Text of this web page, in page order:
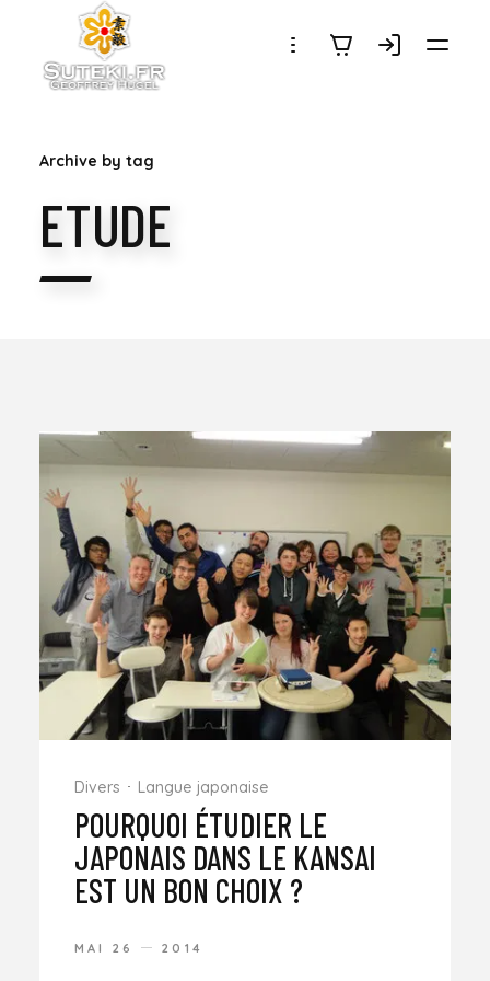
SUTEKI.FR
Archive by tag
ETUDE
Divers Langue japonaise
POURQUOI ÉTUDIER LE
JAPONAIS DANS LE KANSAI
EST UN BON CHOIX ?
MAI 26 2014